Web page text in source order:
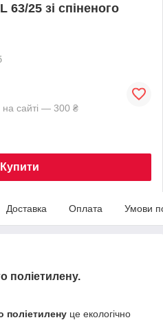
63/25 зі спіненого
на сайті — 300 ₴
Купити
Доставка Оплата Умови
поліетилену.
поліетилену це екологічно